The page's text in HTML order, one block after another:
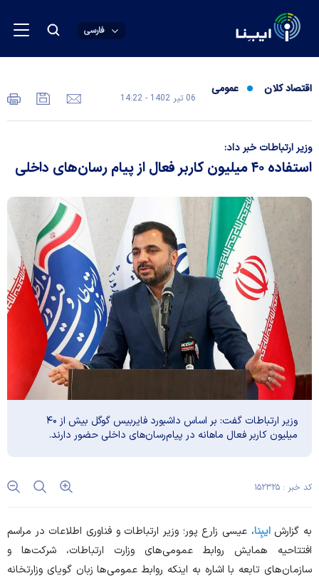
فارسی
اقتصاد کلان عمومی
06 تير 1402 - 14:22
وزیر ارتباطات خبر داد:
استفاده ۴۰ میلیون کاربر فعال از پیام رسان‌های داخلی
وزیر ارتباطات گفت: بر اساس داشبورد فایربیس گوگل بیش از ۴۰
میلیون کاربر فعال ماهانه در پیام‌رسان‌های داخلی حضور دارند.
کد خبر : ۱۵۲۳۲۵
به گزارشایبِنا، عیسی زارع پور؛ وزیر ارتباطات و فناوری اطلاعات در مراسم
افتتاحیه همایش روابط عمومی‌های وزارت ارتباطات، شرکت‌ها و
سازمان‌های تابعه با اشاره به اینکه روابط عمومی‌ها زبان گویای وزارتخانه